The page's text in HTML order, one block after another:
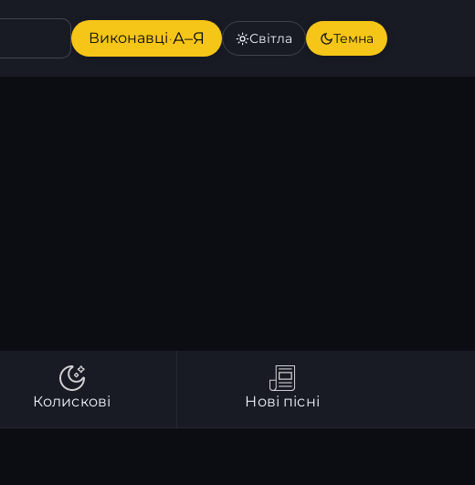
Виконавці·А–Я Світла Темна
Колискові Нові пісні